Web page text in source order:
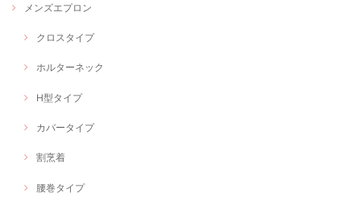
メンズエプロン
クロスタイプ
ホルターネック
H型タイプ
カバータイプ
割烹着
腰巻タイプ